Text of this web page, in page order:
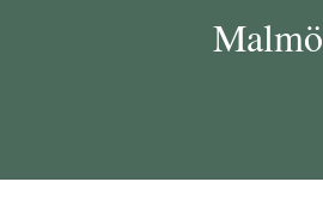
Malmö